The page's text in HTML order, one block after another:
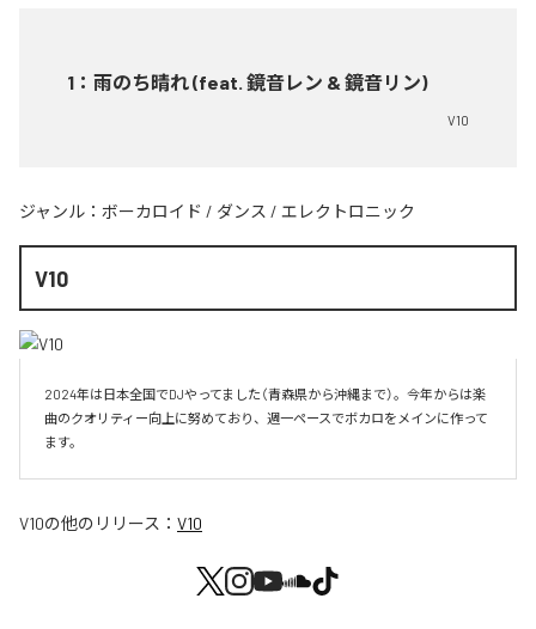
1 ： 雨のち晴れ (feat. 鏡音レン & 鏡音リン)
V10
ジャンル： ボーカロイド / ダンス / エレクトロニック
V10
2024年は日本全国でDJやってました（青森県から沖縄まで）。今年からは楽
曲のクオリティー向上に努めており、週一ペースでボカロをメインに作って
V10の他のリリース： V10